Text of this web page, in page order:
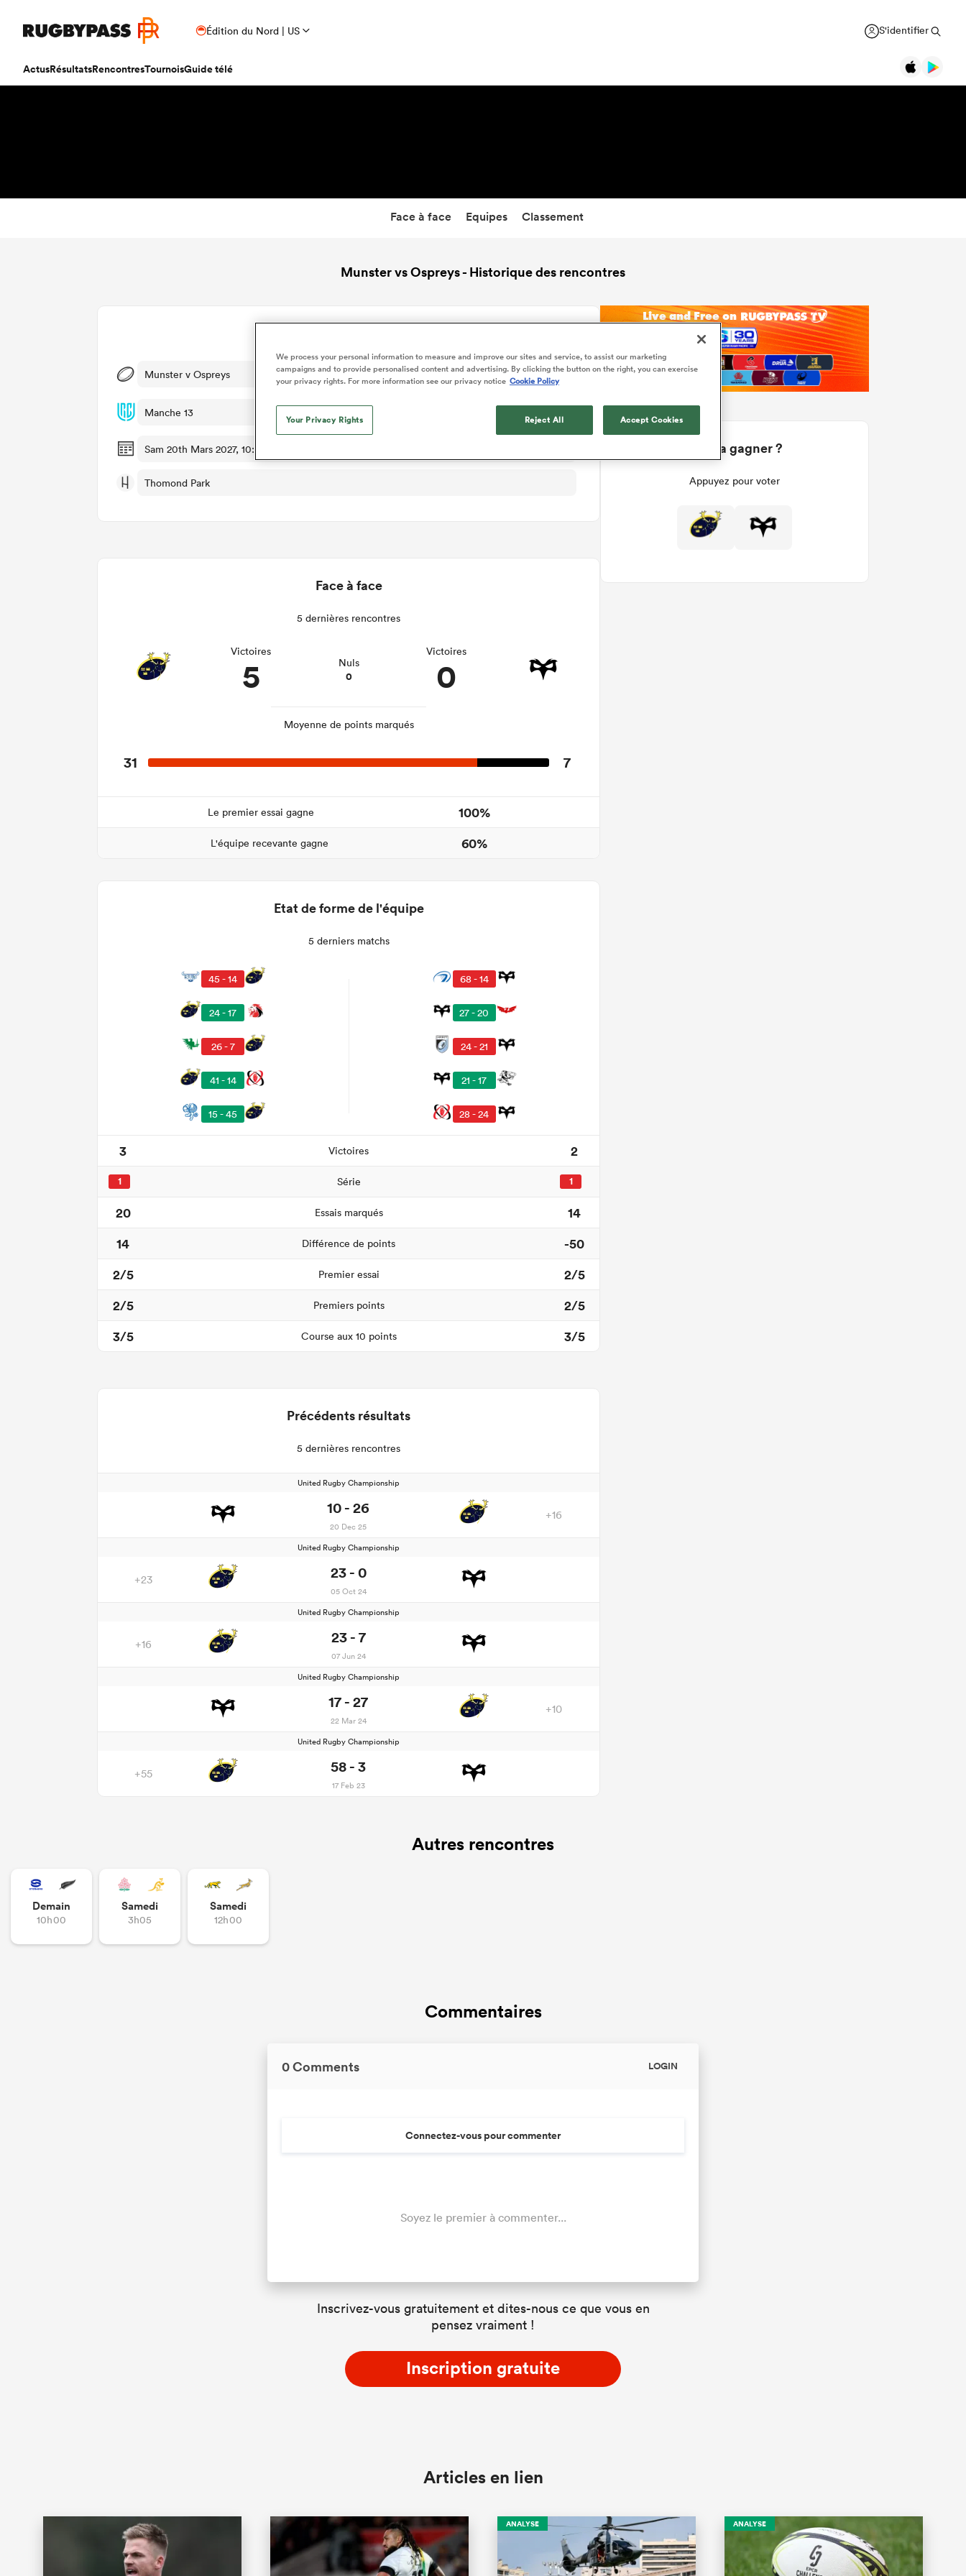
Édition du Nord | US S'identifier
ActusRésultatsRencontresTournoisGuide télé
Face à face Equipes Classement
Munster vs Ospreys - Historique des rencontres
Qui va gagner ?
Appuyez pour voter
Munster v Ospreys
Manche 13
Sam 20th Mars 2027, 10:30am PDT
Thomond Park
Face à face
5 dernières rencontres
Victoires
5 Nuls
0
Victoires
0
Moyenne de points marqués
31 7
Le premier essai gagne 100%
L'équipe recevante gagne 60%
Etat de forme de l'équipe
5 derniers matchs
45 - 14
24 - 17
26 - 7
41 - 14
15 - 45
68 - 14
27 - 20
24 - 21
21 - 17
28 - 24
3 Victoires 2
1 Série 1
20 Essais marqués
14
14
Différence de points
-50
2/5
Premier essai
2/5
2/5
Premiers points
2/5
3/5
Course aux 10 points 3/5
Précédents résultats
5 dernières rencontres
United Rugby Championship
10 - 26
20 Dec 25
+16
United Rugby Championship
+23 23 - 0
05 Oct 24
United Rugby Championship
+16 23 - 7
07 Jun 24
United Rugby Championship
17 - 27
22 Mar 24
+10
United Rugby Championship
+55 58 - 3
17 Feb 23
Autres rencontres
Demain
10h00
Samedi
3h05
Samedi
12h00
Commentaires
0 Comments LOGIN
Connectez-vous pour commenter
Soyez le premier à commenter...
Inscrivez-vous gratuitement et dites-nous ce que vous en
pensez vraiment !
Inscription gratuite
Articles en lien
ANALYSE ANALYSE
We process your personal information to measure and improve our sites and service, to assist our marketing
campaigns and to provide personalised content and advertising. By clicking the button on the right, you can exercise
your privacy rights. For more information see our privacy notice Cookie Policy
Your Privacy Rights Reject All Accept Cookies